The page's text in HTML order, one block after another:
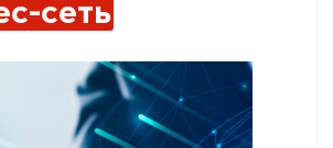
сеть